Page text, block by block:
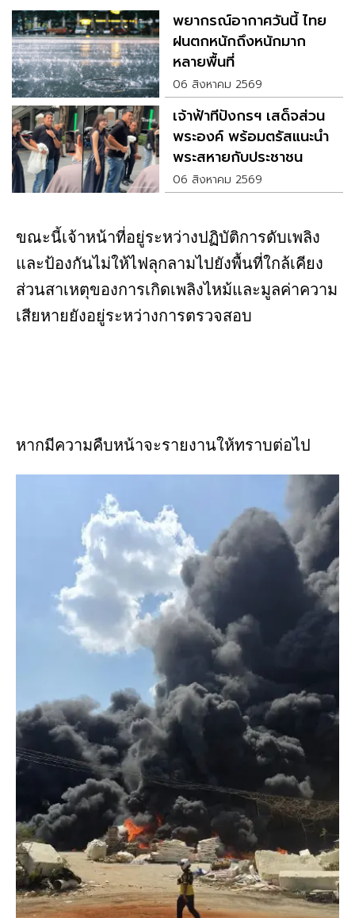
พยากรณ์อากาศวันนี้ ไทย
ฝนตกหนักถึงหนักมาก
หลายพื้นที่
06 สิงหาคม 2569
เจ้าฟ้าทีปังกรฯ เสด็จส่วน
พระองค์ พร้อมตรัสแนะนำ
พระสหายกับประชาชน
06 สิงหาคม 2569
ขณะนี้เจ้าหน้าที่อยู่ระหว่างปฏิบัติการดับเพลิง
และป้องกันไม่ให้ไฟลุกลามไปยังพื้นที่ใกล้เคียง
ส่วนสาเหตุของการเกิดเพลิงไหม้และมูลค่าความ
เสียหายยังอยู่ระหว่างการตรวจสอบ
หากมีความคืบหน้าจะรายงานให้ทราบต่อไป